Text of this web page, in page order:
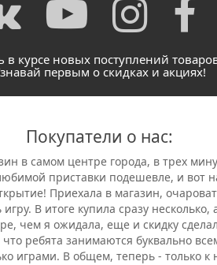
в курсе новых поступлений
первым о скидках и акциях!
Покупатели о нас:
в самом центре города, в трех
приставки подешевле, и вот
Приехала в магазин,
В итоге купила сразу несколько,
чем я ожидала, еще и скидку
ребята занимаются буквально
играми. В общем, теперь - только к